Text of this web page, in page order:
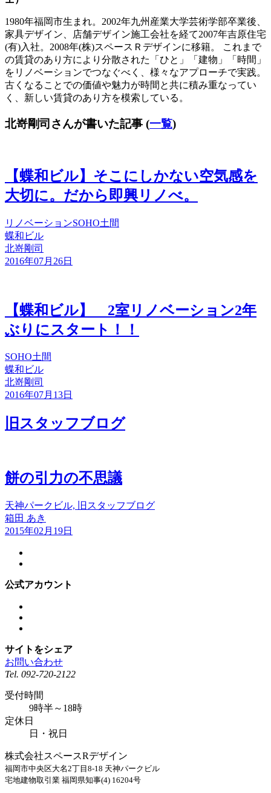
1980年福岡市生まれ。2002年九州産業大学芸術学部卒業後、
家具デザイン、店舗デザイン施工会社を経て2007年吉原住宅
(有)入社。2008年(株)スペースＲデザインに移籍。 これまで
の賃貸のあり方により分散された「ひと」「建物」「時間」
をリノベーションでつなぐべく、様々なアプローチで実践。
古くなることでの価値や魅力が時間と共に積み重なってい
く、新しい賃貸のあり方を模索している。
北嵜剛司さんが書いた記事 (一覧)
【蝶和ビル】そこにしかない空気感を
大切に。だから即興リノべ。
リノベーションSOHO土間
蝶和ビル
北嵜剛司
2016年07月26日
【蝶和ビル】 2室リノベーション2年
ぶりにスタート！！
SOHO土間
蝶和ビル
北嵜剛司
2016年07月13日
旧スタッフブログ
餅の引力の不思議
天神パークビル, 旧スタッフブログ
箱田 あき
2015年02月19日
公式アカウント
サイトをシェア
お問い合わせ
Tel. 092-720-2122
受付時間
9時半～18時
定休日
日・祝日
株式会社スペースRデザイン
福岡市中央区大名2丁目8-18 天神パークビル
宅地建物取引業 福岡県知事(4) 16204号